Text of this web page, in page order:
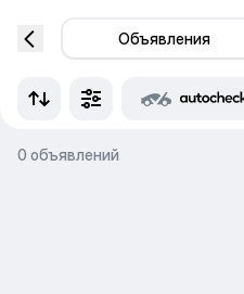
Объявления
0 объявлений